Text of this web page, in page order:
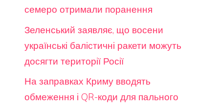
семеро отримали поранення
Зеленський заявляє, що восени
українські балістичні ракети можуть
досягти території Росії
На заправках Криму вводять
обмеження і QR-коди для пального